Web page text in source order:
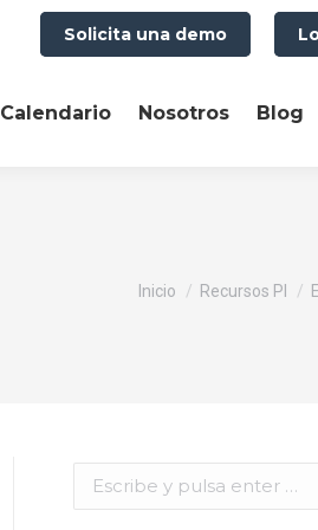
Solicita una demo
Calendario Nosotros Blog
Estás aquí:
Inicio Recursos PI
Buscar: